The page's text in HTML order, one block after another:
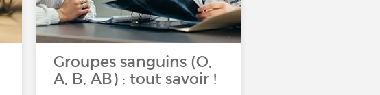
Groupes sanguins (O,
A, B, AB) : tout savoir !